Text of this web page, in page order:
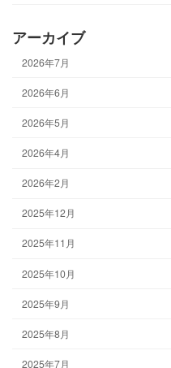
アーカイブ
2026年7月
2026年6月
2026年5月
2026年4月
2026年2月
2025年12月
2025年11月
2025年10月
2025年9月
2025年8月
2025年7月